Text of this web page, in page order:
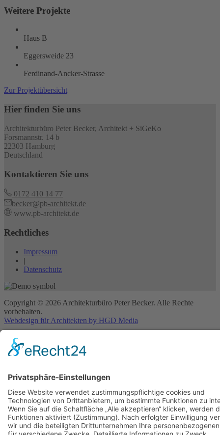
Weitere Projekte
Haus B
Eggersweide 23
Ferdinand-Ancker-Strasse
Zur Projektübersicht
Hier finden Sie uns
Architekturbüro Peter Becker, Architekt + SiGeKo
Forsmannstr. 14 b
22303 Hamburg
Deutschland
Kontaktieren Sie uns
0172 410 14 77
becker@pb-architekt.de
www.pb-architekt.de
Rechtliches
Impressum
|
Datenschutz
Copyright © 2026 Architekturbüro Peter Becker. Alle Rechte
vorbehalten.
Webdesign für Architekten by HGD Media
Projekte
SiGeKo